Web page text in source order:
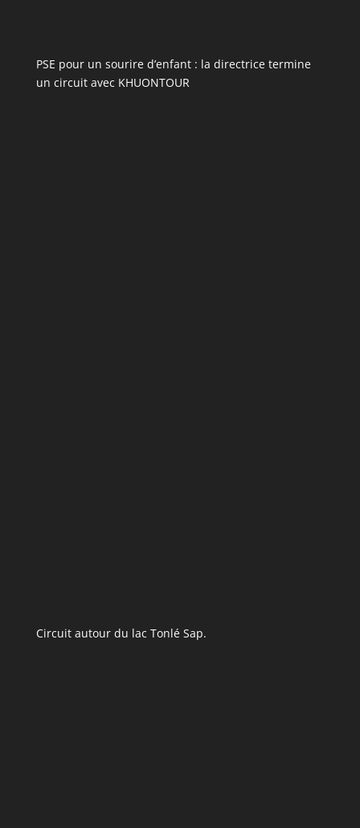
PSE pour un sourire d’enfant : la directrice termine
un circuit avec KHUONTOUR
Circuit autour du lac Tonlé Sap.